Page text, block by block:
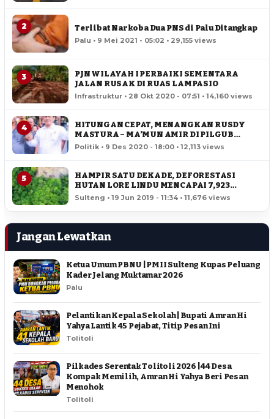
2 Terlibat Narkoba Dua PNS di Palu Ditangkap
Palu • 9 Mei 2021 - 05:02 • 29,155 views
3
PJN WILAYAH I PERBAIKI SEMENTARA
JALAN RUSAK DI RUAS LAMPASIO
Infrastruktur • 28 Okt 2020 - 07:51 • 14,160 views
4
HITUNGAN CEPAT, MENANGKAN RUSDY
MASTURA – MA’MUN AMIR DI PILGUB
SULTENG
Politik • 9 Des 2020 - 18:00 • 12,113 views
5
HAMPIR SATU DEKADE, DEFORESTASI
HUTAN LORE LINDU MENCAPAI 7,923
HEKTAR
Sulteng • 19 Jun 2019 - 11:34 • 11,676 views
Jangan Lewatkan
Ketua Umum PBNU | PMII Sulteng Kupas Peluang
Kader Jelang Muktamar 2026
Palu
Pelantikan Kepala Sekolah | Bupati Amran Hi
Yahya Lantik 45 Pejabat, Titip Pesan Ini
Tolitoli
Pilkades Serentak Tolitoli 2026 | 44 Desa
Kompak Memilih, Amran Hi Yahya Beri Pesan
Menohok
Tolitoli